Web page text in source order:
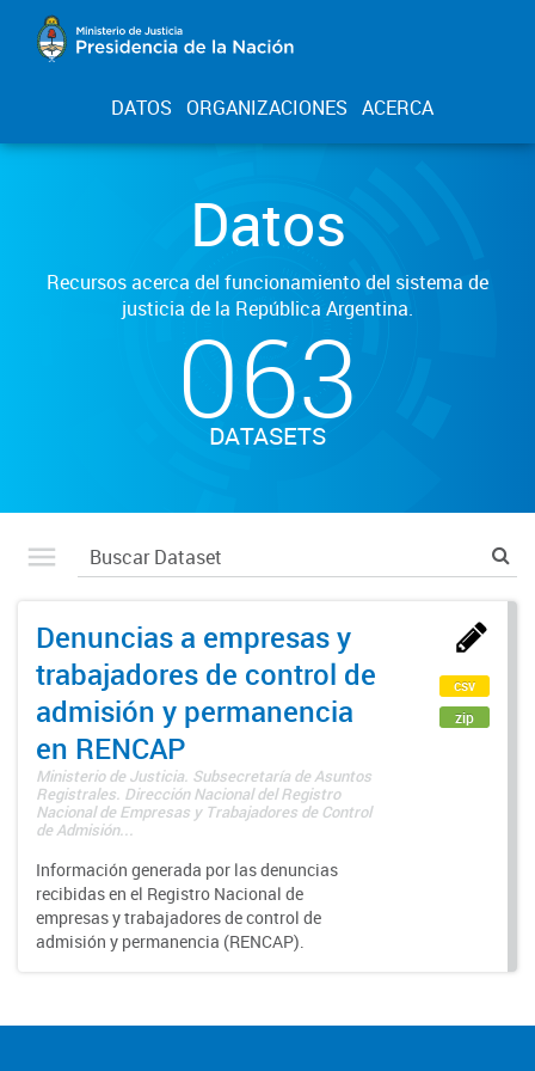
DATOS ORGANIZACIONES ACERCA
Datos
Recursos acerca del funcionamiento del sistema de
justicia de la República Argentina.
063
DATASETS
Denuncias a empresas y
trabajadores de control de
admisión y permanencia
en RENCAP
Ministerio de Justicia. Subsecretaría de Asuntos
Registrales. Dirección Nacional del Registro
Nacional de Empresas y Trabajadores de Control
de Admisión...
Información generada por las denuncias
recibidas en el Registro Nacional de
empresas y trabajadores de control de
admisión y permanencia (RENCAP).
csv
zip